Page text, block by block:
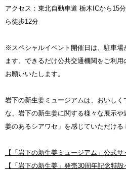
アクセス：東北自動車道 栃木ICから15
ら徒歩12分
※スペシャルイベント開催日は、駐車場
ます。できるだけ公共交通機関をご利
お願いいたします。
岩下の新生姜ミュージアムは、おいしく
な、岩下の新生姜に関する様々な展示
姜のあるシアワセ」を感じていただける
【「岩下の新生姜ミュージアム」公式サ
【「岩下の新生姜」発売30周年記念特設